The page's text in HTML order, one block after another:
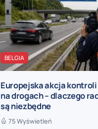
BELGIA
Europejska akcja
na drogach – dlaczego
są niezbędne
75 Wyświetleń